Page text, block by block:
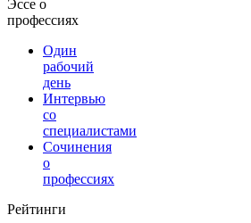
Эссе о
профессиях
Один
рабочий
день
Интервью
со
специалистами
Сочинения
о
профессиях
Рейтинги